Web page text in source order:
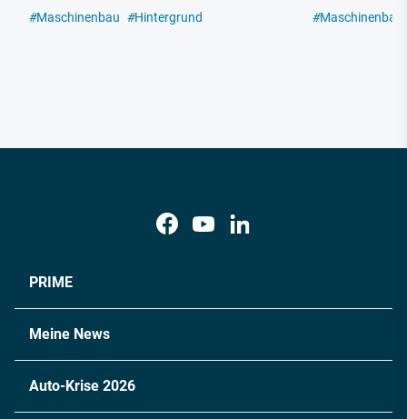
#Maschinenbau #Hintergrund
#Maschinenbau
PRIME
Meine News
Auto-Krise 2026